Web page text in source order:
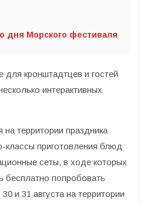
дня Морского фестиваля
для кронштадтцев и гостей
интерактивных
территории праздника
классы приготовления блюд
сеты, в ходе которых
бесплатно попробовать
и 31 августа на территории